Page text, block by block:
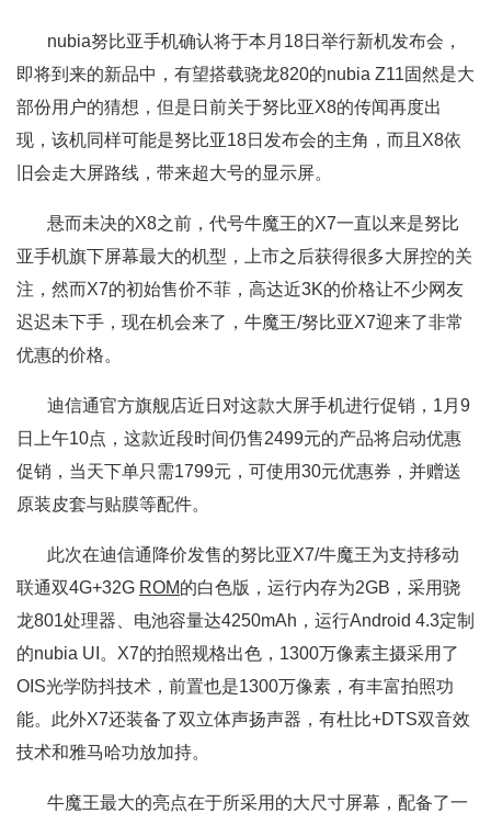
nubia努比亚手机确认将于本月18日举行新机发布会，
即将到来的新品中，有望搭载骁龙820的nubia Z11固然是大
部份用户的猜想，但是日前关于努比亚X8的传闻再度出
现，该机同样可能是努比亚18日发布会的主角，而且X8依
旧会走大屏路线，带来超大号的显示屏。
悬而未决的X8之前，代号牛魔王的X7一直以来是努比
亚手机旗下屏幕最大的机型，上市之后获得很多大屏控的关
注，然而X7的初始售价不菲，高达近3K的价格让不少网友
迟迟未下手，现在机会来了，牛魔王/努比亚X7迎来了非常
优惠的价格。
迪信通官方旗舰店近日对这款大屏手机进行促销，1月9
日上午10点，这款近段时间仍售2499元的产品将启动优惠
促销，当天下单只需1799元，可使用30元优惠券，并赠送
原装皮套与贴膜等配件。
此次在迪信通降价发售的努比亚X7/牛魔王为支持移动
联通双4G+32G ROM的白色版，运行内存为2GB，采用骁
龙801处理器、电池容量达4250mAh，运行Android 4.3定制
的nubia UI。X7的拍照规格出色，1300万像素主摄采用了
OIS光学防抖技术，前置也是1300万像素，有丰富拍照功
能。此外X7还装备了双立体声扬声器，有杜比+DTS双音效
技术和雅马哈功放加持。
牛魔王最大的亮点在于所采用的大尺寸屏幕，配备了一